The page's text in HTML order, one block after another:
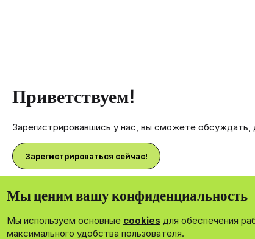
Приветствуем!
Зарегистрировавшись у нас, вы сможете
Зарегистрироваться сейчас!
Community platform by XenForo ® © 2010-2026 XenForo Ltd.
Мы ценим вашу конфиденциальность
Мы используем основные cookies для обеспечения
максимального удобства пользователя.